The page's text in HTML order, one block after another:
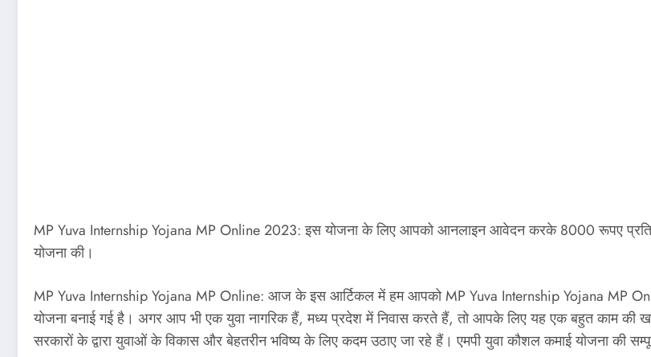
MP Yuva Internship Yojana MP Online 2023: इस योजना के लिए आपको आनलाइन आवेदन करके 8000 रूपए प्रति
योजना की।
MP Yuva Internship Yojana MP Online: आज के इस आर्टिकल में हम आपको MP Yuva Internship Yojana MP
योजना बनाई गई है। अगर आप भी एक युवा नागरिक हैं, मध्य प्रदेश में निवास करते हैं, तो आपके लिए यह एक बहुत काम
सरकारों के द्वारा युवाओं के विकास और बेहतरीन भविष्य के लिए कदम उठाए जा रहे हैं। एमपी युवा कौशल कमाई योजना की